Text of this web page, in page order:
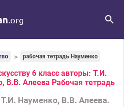
.org
рабочая тетрадь Науменко
6 класс авторы: Т.И.
В.В. Алеева Рабочая тетрадь
Т.И. Науменко, В.В. Алеева.